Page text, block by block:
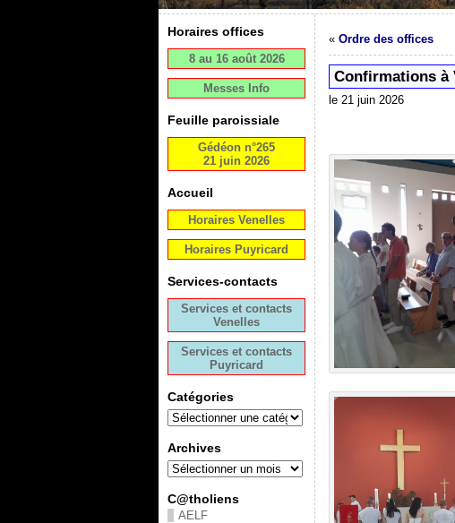
Horaires offices
8 au 16 août 2026
Messes Info
Feuille paroissiale
Gédéon n°265
21 juin 2026
Accueil
Horaires Venelles
Horaires Puyricard
Services-contacts
Services et contacts
Venelles
Services et contacts
Puyricard
Catégories
Archives
C@tholiens
AELF
« Ordre des offices
Confirmations à
le 21 juin 2026